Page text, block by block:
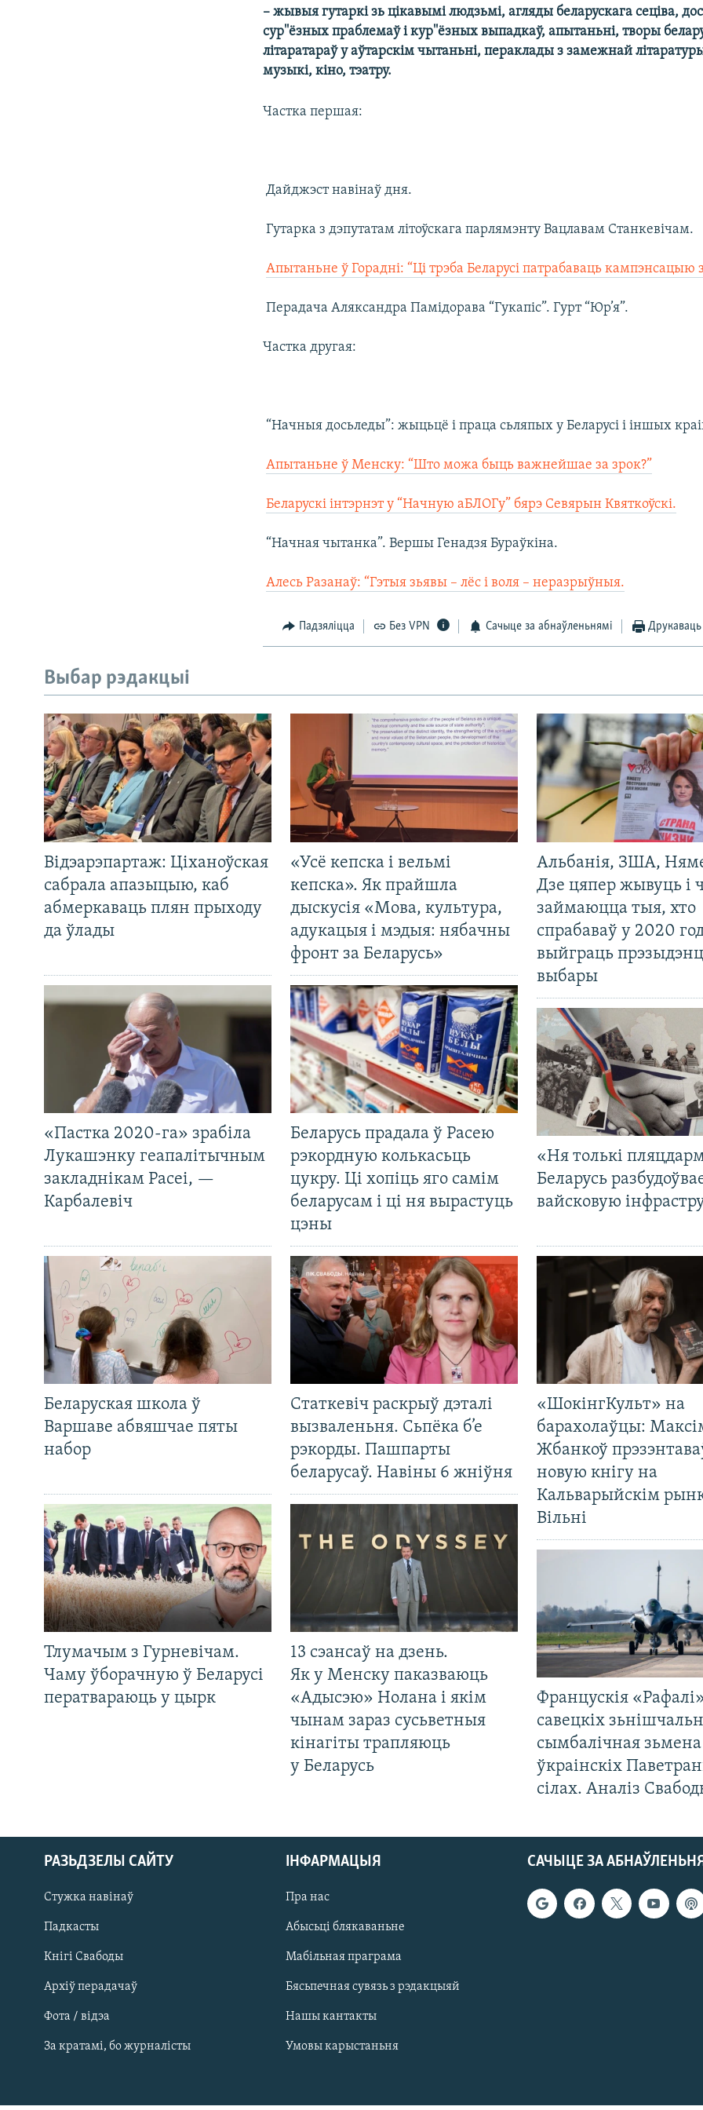
САЧЫЦЕ ЗА АБНАЎЛЕНЬНЯМІ
– жывыя гутаркі зь цікавымі людзьмі, агляды беларускага сеціва,
сур''ёзных праблемаў і кур''ёзных выпадкаў, апытаньні, творы
літаратараў у аўтарскім чытаньні, пераклады з замежнай
музыкі, кіно, тэатру.
Частка першая:
 Дайджэст навінаў дня.
 Гутарка з дэпутатам літоўскага парлямэнту Вацлавам Станкевічам.
Апытаньне ў Горадні: “Ці трэба Беларусі патрабаваць кампэнсацыю
 Перадача Аляксандра Памідорава “Гукапіс”. Гурт “Юр’я”.
Частка другая:
 “Начныя досьледы”: жыцьцё і праца сьляпых у Беларусі і іншых
Апытаньне ў Менску: “Што можа быць важнейшае за зрок?”
Беларускі інтэрнэт у “Начную аБЛОГу” бярэ Севярын Квяткоўскі.
 “Начная чытанка”. Вершы Генадзя Бураўкіна.
Алесь Разанаў: “Гэтыя зьявы – лёс і воля – неразрыўныя.
Падзяліцца Без VPN Сачыце за абнаўленьнямі Друкаваць
Выбар рэдакцыі
Відэарэпартаж: Ціханоўская
сабрала апазыцыю, каб
абмеркаваць плян прыходу
да ўлады
«Усё кепска і вельмі
кепска». Як прайшла
дыскусія «Мова, культура,
адукацыя і мэдыя: нябачны
фронт за Беларусь»
«Пастка 2020-га» зрабіла
Лукашэнку геапалітычным
закладнікам Расеі, —
Карбалевіч
Беларусь прадала ў Расею
рэкордную колькасьць
цукру. Ці хопіць яго самім
беларусам і ці ня вырастуць
цэны
Беларуская школа ў
Варшаве абвяшчае пяты
набор
Статкевіч раскрыў дэталі
вызваленьня. Сьпёка б’е
рэкорды. Пашпарты
беларусаў. Навіны 6 жніўня
Тлумачым з Гурневічам.
Чаму ўборачную ў Беларусі
ператвараюць у цырк
13 сэансаў на дзень.
Як у Менску паказваюць
«Адысэю» Нолана і якім
чынам зараз сусьветныя
кінагіты трапляюць
у Беларусь
Альбанія, ЗША,
Дзе цяпер жывуць і
займаюцца тыя, хто
спрабаваў у 2020
выйграць
выбары
«Ня толькі
Беларусь
вайсковую
«ШокінгКульт» на
барахолаўцы:
Жбанкоў
новую кнігу на
Кальварыйскім
Вільні
Францускія
савецкіх
сымбалічная
ўкраінскіх
сілах. Аналіз
САЧЫЦЕ ЗА
РАЗЬДЗЕЛЫ САЙТУ
Стужка навінаў
Падкасты
Кнігі Свабоды
Архіў перадачаў
Фота / відэа
За кратамі, бо журналісты
ІНФАРМАЦЫЯ
Пра нас
Абысьці блякаваньне
Мабільная праграма
Бясьпечная сувязь з рэдакцыяй
Нашы кантакты
Умовы карыстаньня